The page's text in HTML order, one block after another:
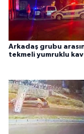
Arkadaş grubu
tekmeli yumruklu